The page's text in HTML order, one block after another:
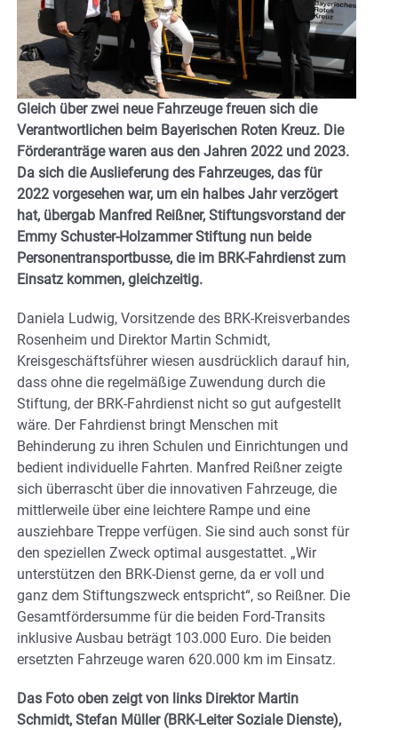
Gleich über zwei neue Fahrzeuge freuen sich die
Verantwortlichen beim Bayerischen Roten Kreuz. Die
Förderanträge waren aus den Jahren 2022 und 2023.
Da sich die Auslieferung des Fahrzeuges, das für
2022 vorgesehen war, um ein halbes Jahr verzögert
hat, übergab Manfred Reißner, Stiftungsvorstand der
Emmy Schuster-Holzammer Stiftung nun beide
Personentransportbusse, die im BRK-Fahrdienst zum
Einsatz kommen, gleichzeitig.
Daniela Ludwig, Vorsitzende des BRK-Kreisverbandes
Rosenheim und Direktor Martin Schmidt,
Kreisgeschäftsführer wiesen ausdrücklich darauf hin,
dass ohne die regelmäßige Zuwendung durch die
Stiftung, der BRK-Fahrdienst nicht so gut aufgestellt
wäre. Der Fahrdienst bringt Menschen mit
Behinderung zu ihren Schulen und Einrichtungen und
bedient individuelle Fahrten. Manfred Reißner zeigte
sich überrascht über die innovativen Fahrzeuge, die
mittlerweile über eine leichtere Rampe und eine
ausziehbare Treppe verfügen. Sie sind auch sonst für
den speziellen Zweck optimal ausgestattet. „Wir
unterstützen den BRK-Dienst gerne, da er voll und
ganz dem Stiftungszweck entspricht“, so Reißner. Die
Gesamtfördersumme für die beiden Ford-Transits
inklusive Ausbau beträgt 103.000 Euro. Die beiden
ersetzten Fahrzeuge waren 620.000 km im Einsatz.
Das Foto oben zeigt von links Direktor Martin
Schmidt, Stefan Müller (BRK-Leiter Soziale Dienste),